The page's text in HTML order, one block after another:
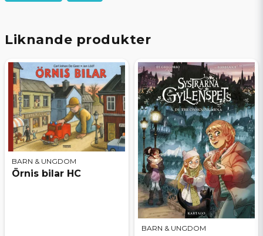
Liknande produkter
BARN & UNGDOM
Örnis bilar HC
BARN & UNGDOM